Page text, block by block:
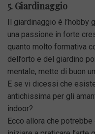
5. Giardinaggio
Il giardinaggio è
una passione in forte
quanto molto formativa
dell’orto e del giardino
mentale, mette di buon
E se vi dicessi che
antichissima per gli
indoor?
Ecco allora che